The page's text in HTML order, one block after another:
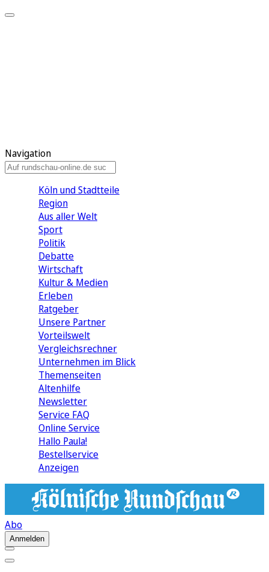
Navigation
Köln und Stadtteile
Region
Aus aller Welt
Sport
Politik
Debatte
Wirtschaft
Kultur & Medien
Erleben
Ratgeber
Unsere Partner
Vorteilswelt
Vergleichsrechner
Unternehmen im Blick
Themenseiten
Altenhilfe
Newsletter
Service FAQ
Online Service
Hallo Paula!
Bestellservice
Anzeigen
Abo
Anmelden